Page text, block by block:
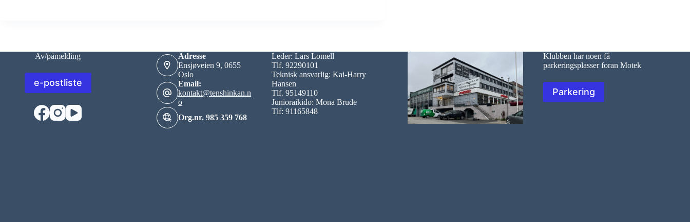
Av/påmelding
e-postliste
Adresse
Ensjøveien 9, 0655
Oslo
Email:
kontakt@tenshinkan.n
o
Org.nr. 985 359 768
Leder: Lars Lomell
Tlf. 92290101
Teknisk ansvarlig: Kai-Harry
Hansen
Tlf. 95149110
Junioraikido: Mona Brude
Tlf: 91165848
Klubben har noen få
parkeringsplasser foran Motek
Parkering